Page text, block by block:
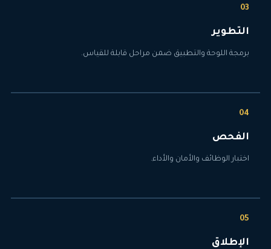
التطوير
برمجة اللوحة والتطبيق ضمن مراحل قابلة للقياس.
الفحص
اختبار الوظائف والأمان والأداء.
الإطلاق